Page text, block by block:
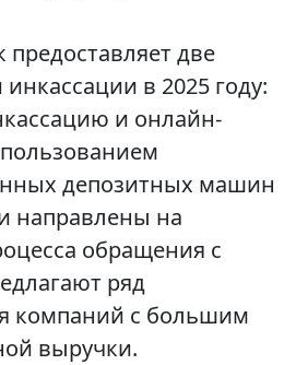
две
в 2025 году:
и онлайн-
депозитных машин
направлены на
обращения с
ряд
компаний с большим
выручки.